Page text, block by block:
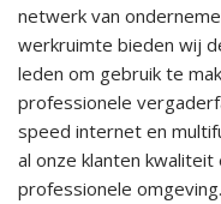
netwerk van
werkruimte bieden wij
leden om gebruik te
professionele
speed internet en
al onze klanten
professionele